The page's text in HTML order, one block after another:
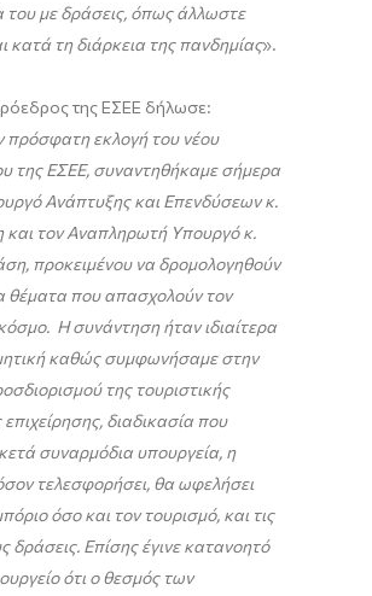
του με δράσεις, όπως άλλωστε
κατά τη διάρκεια της πανδημίας».
της ΕΣΕΕ δήλωσε:
πρόσφατη εκλογή του νέου
της ΕΣΕΕ, συναντηθήκαμε σήμερα
Ανάπτυξης και Επενδύσεων κ.
και τον Αναπληρωτή Υπουργό κ.
προκειμένου να δρομολογηθούν
θέματα που απασχολούν τον
Η συνάντηση ήταν ιδιαίτερα
καθώς συμφωνήσαμε στην
της τουριστικής
διαδικασία που
συναρμόδια υπουργεία, η
τελεσφορήσει, θα ωφελήσει
όσο και τον τουρισμό, και τις
δράσεις. Επίσης έγινε κατανοητό
ότι ο θεσμός των